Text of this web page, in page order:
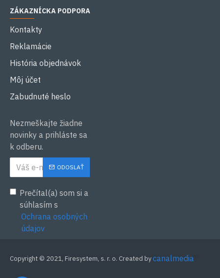
ZÁKAZNÍCKA PODPORA
Kontakty
Reklamácie
História objednávok
Môj účet
Zabudnuté heslo
Nezmeškajte žiadne
novinky a prihláste sa
k odberu.
ODOSLAŤ
Prečítal(a) som si a
súhlasím s
Ochrana osobných
údajov
Copyright © 2021, Firesystem, s. r. o. Created bycanalmedia